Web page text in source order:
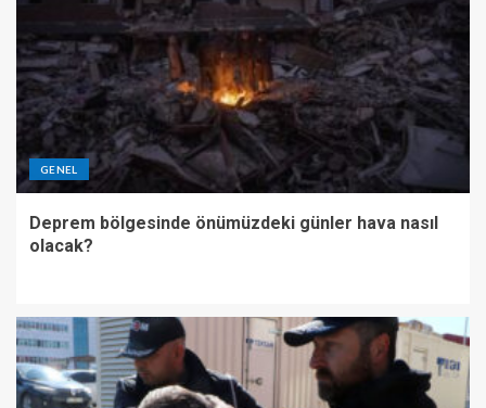
GENEL
Deprem bölgesinde önümüzdeki günler hava nasıl
olacak?